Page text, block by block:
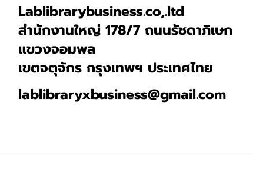
Lablibrarybusiness.co,.ltd
สำนักงานใหญ่ 178/7 ถนนรัชดาภิเษก
แขวงจอมพล
เขตจตุจักร กรุงเทพฯ ประเทศไทย
lablibraryxbusiness@gmail.com